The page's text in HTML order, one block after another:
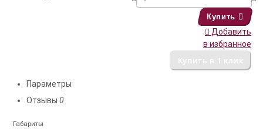
Купить
Добавить
в избранное
Параметры
Отзывы 0
Габариты